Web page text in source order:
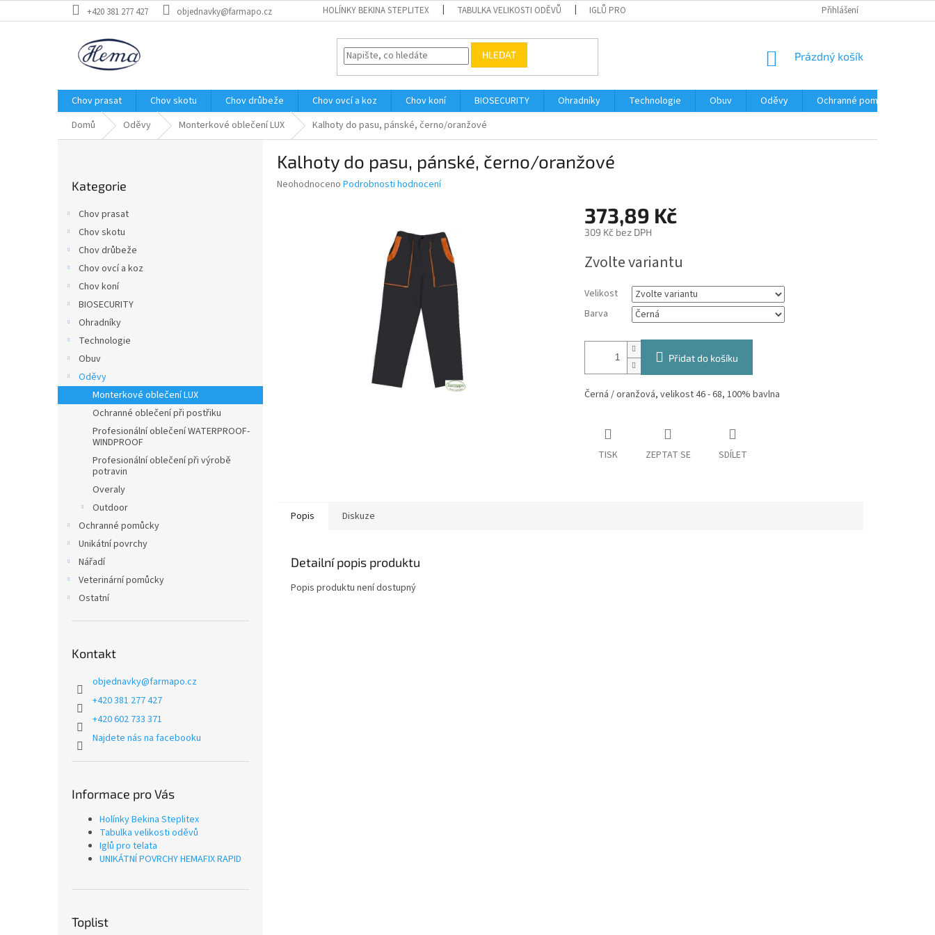
na
+420 381 277 427 objednavky@farmapo.cz HOLÍNKY BEKINA STEPLITEX TABULKA VELIKOSTI ODĚVŮ IGLŮ PRO TELATA Přihlášení
HLEDAT
NÁKUPNÍ
Prázdný košík
Chov prasat Chov skotu Chov drůbeže Chov ovcí a koz Chov koní BIOSECURITY Ohradníky Technologie Obuv Oděvy Ochranné pomůcky
Domů
Oděvy Monterkové oblečení LUX Kalhoty do pasu, pánské, černo/oranžové
kategorie
Kategorie
Chov prasat
Chov skotu
Chov drůbeže
Chov ovcí a koz
Chov koní
BIOSECURITY
Ohradníky
Technologie
Obuv
Oděvy
Monterkové oblečení LUX
Ochranné oblečení při postřiku
Profesionální oblečení WATERPROOF-
WINDPROOF
Profesionální oblečení při výrobě
potravin
Overaly
Outdoor
Ochranné pomůcky
Unikátní povrchy
Nářadí
Veterinární pomůcky
Ostatní
Kontakt
objednavky@farmapo.cz
+420 381 277 427
+420 602 733 371
Najdete nás na facebooku
Informace pro Vás
Holínky Bekina Steplitex
Tabulka velikosti oděvů
Iglů pro telata
UNIKÁTNÍ POVRCHY HEMAFIX RAPID
Toplist
Kalhoty do pasu, pánské, černo/oranžové
Průměrné
Neohodnoceno Podrobnosti hodnocení
373,89 Kč
309 Kč bez DPH
cena:
Zvolte variantu
Velikost
Barva
Přidat do košíku
Černá / oranžová, velikost 46 - 68, 100% bavlna
TISK ZEPTAT SE SDÍLET
Popis Diskuze
Detailní popis produktu
Popis produktu není dostupný